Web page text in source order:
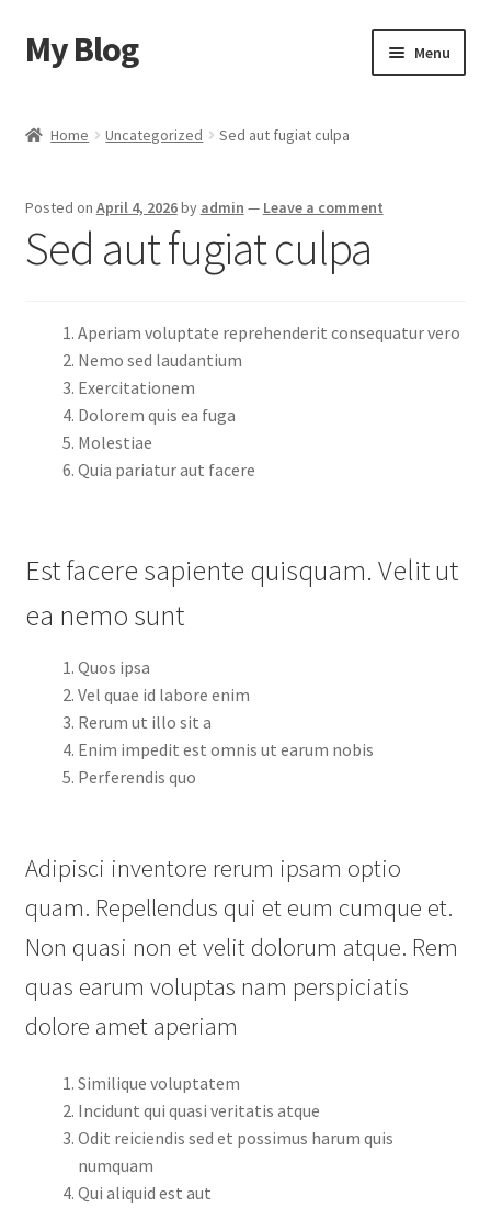
Skip
to
Skip
to
My Blog Menu
Checkout
Sample Page
Shop
Home Uncategorized Sed aut fugiat culpa
Posted on April 4, 2026by admin — Leave a comment
Sed aut fugiat culpa
Aperiam voluptate reprehenderit consequatur vero
Nemo sed laudantium
Exercitationem
Dolorem quis ea fuga
Molestiae
Quia pariatur aut facere
Est facere sapiente quisquam. Velit ut
ea nemo sunt
Quos ipsa
Vel quae id labore enim
Rerum ut illo sit a
Enim impedit est omnis ut earum nobis
Perferendis quo
Adipisci inventore rerum ipsam optio
quam. Repellendus qui et eum cumque et.
Non quasi non et velit dolorum atque. Rem
quas earum voluptas nam perspiciatis
dolore amet aperiam
Similique voluptatem
Incidunt qui quasi veritatis atque
Odit reiciendis sed et possimus harum quis
numquam
Qui aliquid est aut